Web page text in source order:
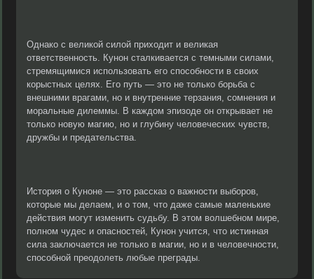
Однако с великой силой приходит и великая
ответственность. Кунон сталкивается с темными силами,
стремящимися использовать его способности в своих
корыстных целях. Его путь — это не только борьба с
внешними врагами, но и внутренние терзания, сомнения и
моральные дилеммы. В каждом эпизоде он открывает не
только новую магию, но и глубину человеческих чувств,
дружбы и предательства.
История о Куноне — это рассказ о важности выборов,
которые мы делаем, и о том, что даже самые маленькие
действия могут изменить судьбу. В этом волшебном мире,
полном чудес и опасностей, Кунон учится, что истинная
сила заключается не только в магии, но и в человечности,
способной преодолеть любые преграды.